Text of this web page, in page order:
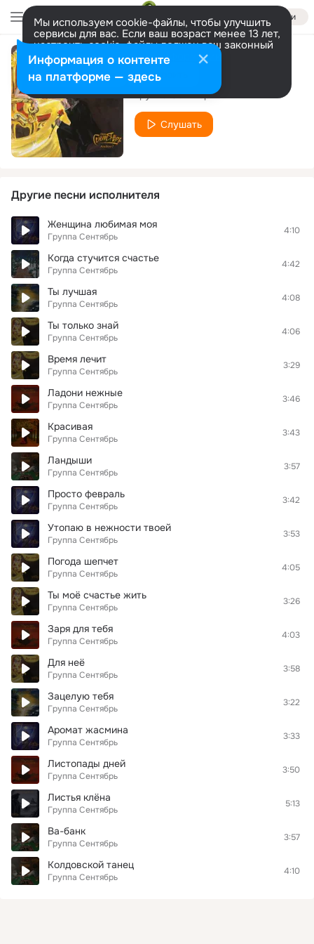
Войти
Мы используем cookie-файлы, чтобы улучшить
сервисы для вас. Если ваш возраст менее 13 лет,
настроить cookie-файлы должен ваш законный
представитель. Больше информации
Разрешить все Настроить
Жизнь моя
Группа Сентябрь
Слушать
Другие песни исполнителя
Женщина любимая моя
Группа Сентябрь
4:10
Когда стучится счастье
Группа Сентябрь
4:42
Ты лучшая
Группа Сентябрь
4:08
Ты только знай
Группа Сентябрь
4:06
Время лечит
Группа Сентябрь
3:29
Ладони нежные
Группа Сентябрь
3:46
Красивая
Группа Сентябрь
3:43
Ландыши
Группа Сентябрь
3:57
Просто февраль
Группа Сентябрь
3:42
Утопаю в нежности твоей
Группа Сентябрь
3:53
Погода шепчет
Группа Сентябрь
4:05
Ты моё счастье жить
Группа Сентябрь
3:26
Заря для тебя
Группа Сентябрь
4:03
Для неё
Группа Сентябрь
3:58
Зацелую тебя
Группа Сентябрь
3:22
Аромат жасмина
Группа Сентябрь
3:33
Листопады дней
Группа Сентябрь
3:50
Листья клёна
Группа Сентябрь
5:13
Ва-банк
Группа Сентябрь
3:57
Колдовской танец
Группа Сентябрь
4:10
Информация о контенте
на платформе — здесь